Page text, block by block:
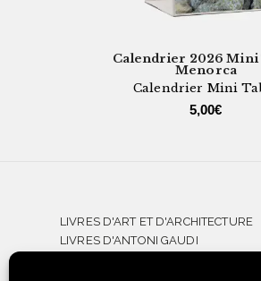
Calendrier 2026 Mini
Menorca
Calendrier Mini
5,00€
LIVRES D'ART ET D'ARCHITECTURE
LIVRES D'ANTONI GAUDI